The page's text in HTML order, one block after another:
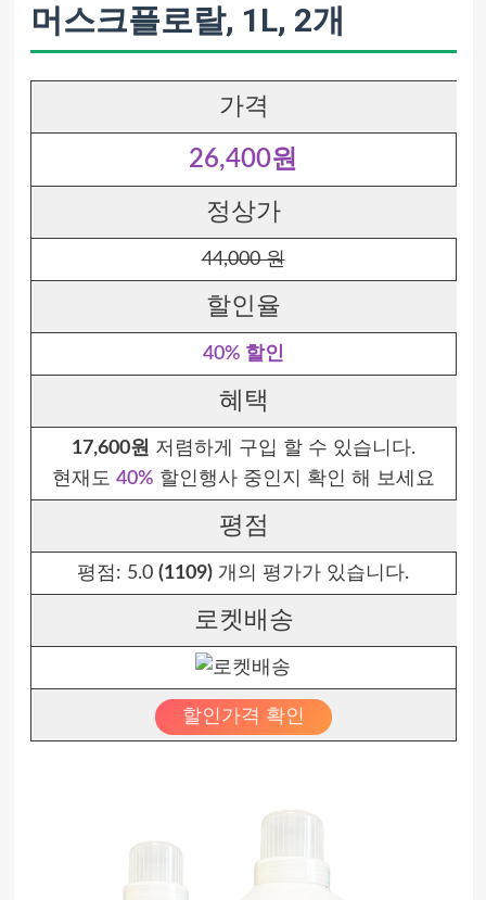
머스크플로랄, 1L, 2개
가격
26,400원
정상가
44,000 원
할인율
40% 할인
혜택
17,600원 저렴하게 구입 할 수 있습니다.
현재도 40% 할인행사 중인지 확인 해 보세요
평점
평점: 5.0 (1109) 개의 평가가 있습니다.
로켓배송
할인가격 확인